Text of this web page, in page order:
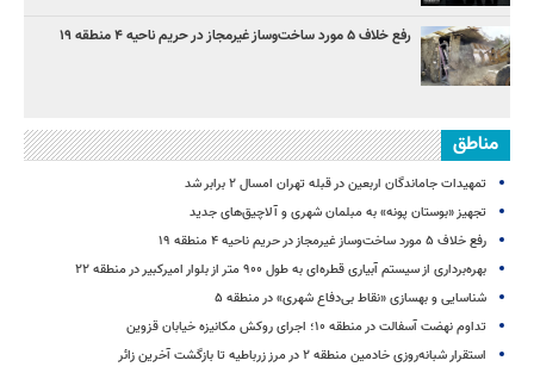
رفع خلاف ۵ مورد ساخت‌وساز غیرمجاز در حریم ناحیه ۴ منطقه ۱۹
مناطق
تمهیدات جاماندگان اربعین در قبله تهران امسال ۲ برابر شد
تجهیز «بوستان پونه» به مبلمان شهری و آلاچیق‌های جدید
رفع خلاف ۵ مورد ساخت‌وساز غیرمجاز در حریم ناحیه ۴ منطقه ۱۹
بهره‌برداری از سیستم آبیاری قطره‌ای به طول ۹۰۰ متر از بلوار امیرکبیر در منطقه ۲۲
شناسایی و بهسازی «نقاط بی‌دفاع شهری» در منطقه ۵
تداوم نهضت آسفالت در منطقه ۱۰؛ اجرای روکش مکانیزه خیابان قزوین
استقرار شبانه‌روزی خادمین منطقه ۲ در مرز زرباطیه تا بازگشت آخرین زائر